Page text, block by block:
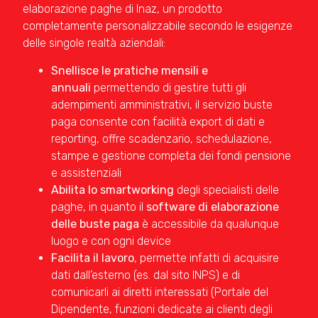
elaborazione paghe di Inaz, un prodotto
completamente personalizzabile secondo le esigenze
delle singole realtà aziendali:
Snellisce le pratiche mensili e
annuali permettendo di gestire tutti gli
adempimenti amministrativi, il servizio buste
paga consente con facilità export di dati e
reporting, offre scadenzario, schedulazione,
stampe e gestione completa dei fondi pensione
e assistenziali
Abilita lo smartworking degli specialisti delle
paghe, in quanto il software di elaborazione
delle buste paga è accessibile da qualunque
luogo e con ogni device
Facilita il lavoro, permette infatti di acquisire
dati dall’esterno (es. dal sito INPS) e di
comunicarli ai diretti interessati (Portale del
Dipendente, funzioni dedicate ai clienti degli